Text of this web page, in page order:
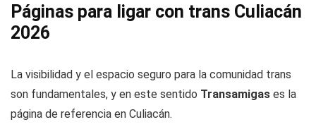
Páginas para ligar con trans Culiacán
2026
La visibilidad y el espacio seguro para la comunidad trans
son fundamentales, y en este sentido Transamigas es la
página de referencia en Culiacán.